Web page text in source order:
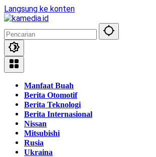
Langsung ke konten
Manfaat Buah
Berita Otomotif
Berita Teknologi
Berita Internasional
Nissan
Mitsubishi
Rusia
Ukraina